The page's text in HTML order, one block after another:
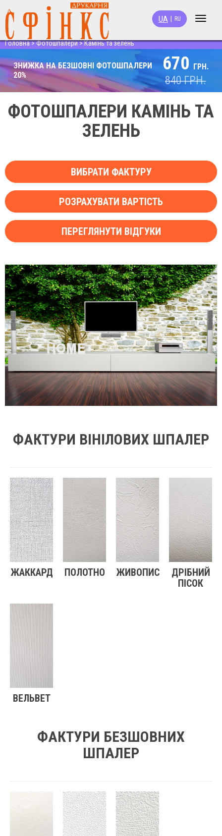
Toggle
UA RU
Головна>Фотошпалери>Камінь та зелень
ЗНИЖКА НА БЕЗШОВНІ ФОТОШПАЛЕРИ
20%
670 ГРН.
840ГРН.
ФОТОШПАЛЕРИ КАМІНЬ ТА
ЗЕЛЕНЬ
ВИБРАТИ ФАКТУРУ
РОЗРАХУВАТИ ВАРТІСТЬ
ПЕРЕГЛЯНУТИ ВІДГУКИ
ФАКТУРИ ВІНІЛОВИХ ШПАЛЕР
ЖАККАРД ПОЛОТНО ЖИВОПИС
ДРІБНИЙ
ПІСОК
ВЕЛЬВЕТ
ФАКТУРИ БЕЗШОВНИХ
ШПАЛЕР